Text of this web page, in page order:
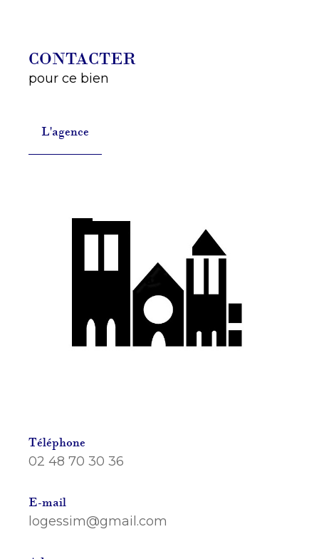
CONTACTER
pour ce bien
L'agence
Téléphone
02 48 70 30 36
E-mail
logessim@gmail.com